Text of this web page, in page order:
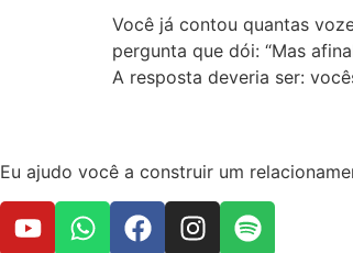
Você já contou quantas
pergunta que dói: “Mas
A resposta deveria ser:
Eu ajudo você a construir um